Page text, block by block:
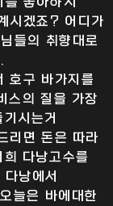
시겠죠? 어디가
들의 취향대로
호구 바가지를
스의 질을 가장
시는거
리면 돈은 따라
다낭고수를
낭에서
늘은 바에대한